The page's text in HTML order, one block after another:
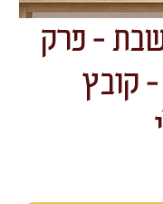
- פרק
קובץ